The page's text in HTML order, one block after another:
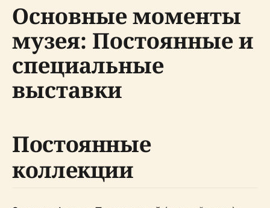
Основные моменты
музея: Постоянные и
специальные
выставки
Постоянные
коллекции